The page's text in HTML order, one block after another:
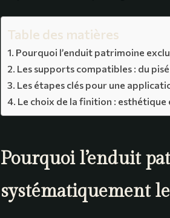
Table des matières
Pourquoi l’enduit patrimoine
Les supports compatibles : du
Les étapes clés pour une
Le choix de la finition :
Pourquoi l’enduit
systématiquement